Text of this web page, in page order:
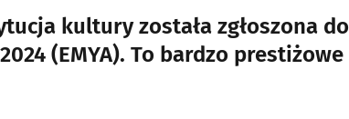
kultury została zgłoszona do
(EMYA). To bardzo prestiżowe